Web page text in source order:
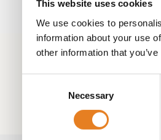
This website uses cookies
We use cookies to
information about your use
other information that
Necessary